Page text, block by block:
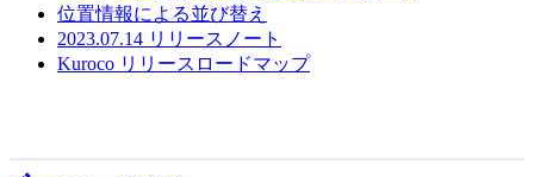
位置情報による並び替え
2023.07.14 リリースノート
Kuroco リリースロードマップ